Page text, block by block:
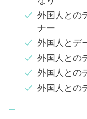
外国人との
ナー
外国人とデ
外国人との
外国人との
外国人との